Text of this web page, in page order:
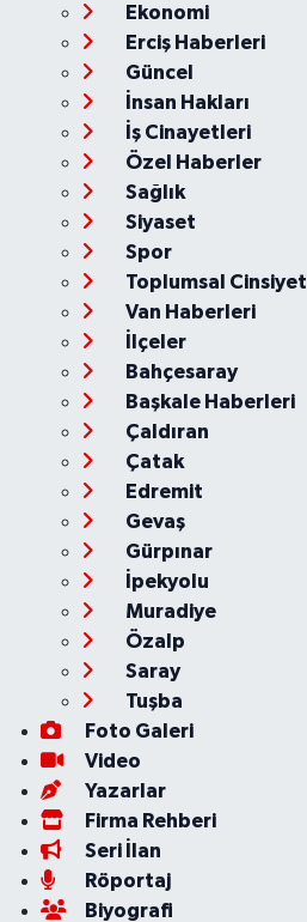
Ekonomi
Erciş Haberleri
Güncel
İnsan Hakları
İş Cinayetleri
Özel Haberler
Sağlık
Siyaset
Spor
Toplumsal Cinsiyet
Van Haberleri
İlçeler
Bahçesaray
Başkale Haberleri
Çaldıran
Çatak
Edremit
Gevaş
Gürpınar
İpekyolu
Muradiye
Özalp
Saray
Tuşba
Foto Galeri
Video
Yazarlar
Firma Rehberi
Seri İlan
Röportaj
Biyografi